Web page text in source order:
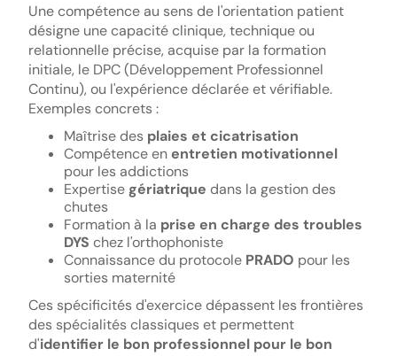
Une compétence au sens de l'orientation patient
désigne une capacité clinique, technique ou
relationnelle précise, acquise par la formation
initiale, le DPC (Développement Professionnel
Continu), ou l'expérience déclarée et vérifiable.
Exemples concrets :
Maîtrise des plaies et cicatrisation
Compétence enentretien motivationnel
pour les addictions
Expertise gériatrique dans la gestion des
chutes
Formation à la prise en charge des troubles
DYS chez l'orthophoniste
Connaissance du protocole PRADO pour les
sorties maternité
Ces spécificités d'exercice dépassent les frontières
des spécialités classiques et permettent
d'identifier le bon professionnel pour le bon